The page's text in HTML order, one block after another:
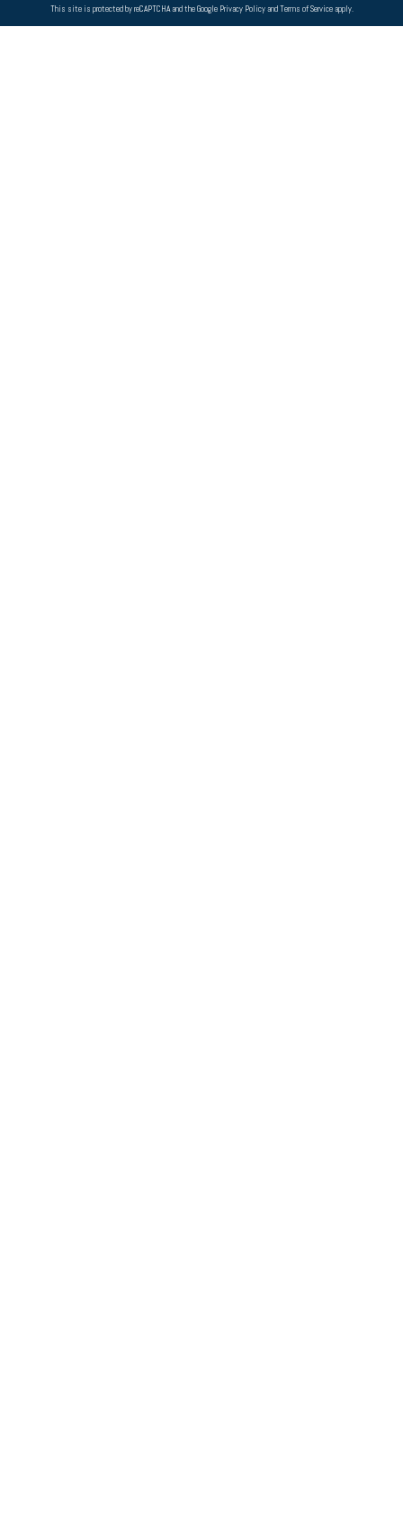
This site is protected by reCAPTCHA and the Google Privacy PolicyandTerms of Serviceapply.